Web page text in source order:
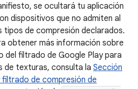
se ocultará tu aplicación
dispositivos que no admiten al
tipos de compresión declarados.
obtener más información sobre
del filtrado de Google Play para
de texturas, consulta la Sección
filtrado de compresión de